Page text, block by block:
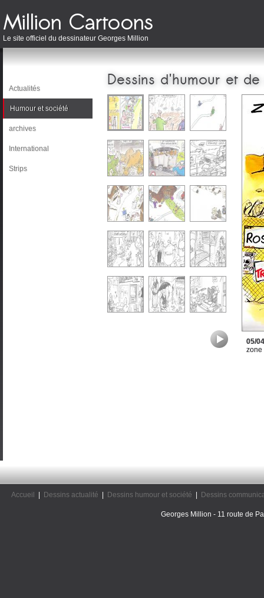
Le site officiel du dessinateur Georges Million
Actualités
Humour et société
archives
International
Strips
Dessins d'humour et
05/
zone
Accueil Dessins actualité Dessins humour et société Dessins
Georges Million - 11 route de